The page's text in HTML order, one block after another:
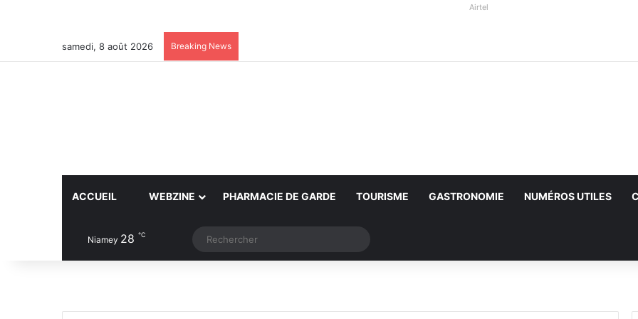
Airtel
samedi, 8 août 2026 Breaking News
ACCUEIL WEBZINE PHARMACIE DE GARDE TOURISME GASTRONOMIE NUMÉROS UTILES
Niamey 28 ℃ Article Aléatoire
Switch skin